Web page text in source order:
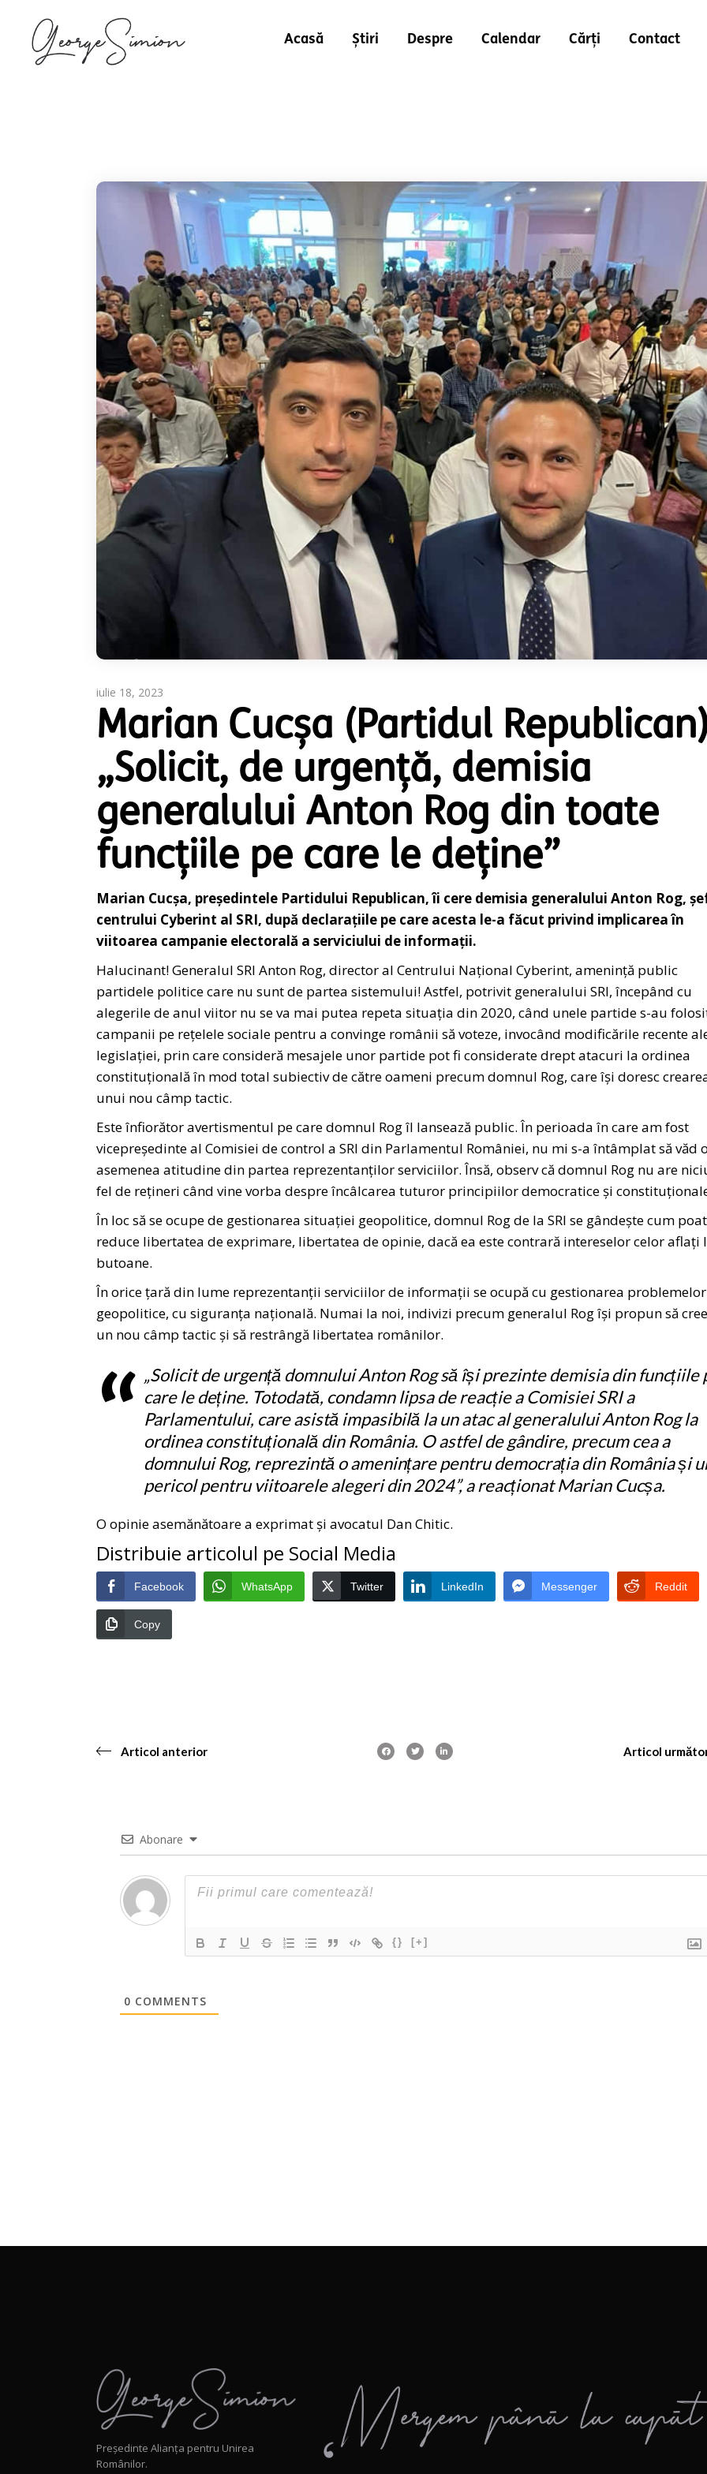
Acasă Știri Despre Calendar Cărți Contact
iulie 18, 2023
Marian Cucșa (Partidul
„Solicit, de urgență, demisia
generalului Anton Rog din toate
funcțiile pe care le deține”
Marian Cucșa, președintele Partidului Republican, îi cere demisia generalului Anton Rog,
centrului Cyberint al SRI, după declarațiile pe care acesta le-a făcut privind implicarea în
viitoarea campanie electorală a serviciului de informații.
Halucinant! Generalul SRI Anton Rog, director al Centrului Naţional Cyberint, amenință public
partidele politice care nu sunt de partea sistemului! Astfel, potrivit generalului SRI, începând cu
alegerile de anul viitor nu se va mai putea repeta situația din 2020, când unele partide s-au
campanii pe rețelele sociale pentru a convinge românii să voteze, invocând modificările recente
legislației, prin care consideră mesajele unor partide pot fi considerate drept atacuri la ordinea
constituțională în mod total subiectiv de către oameni precum domnul Rog, care își doresc
unui nou câmp tactic.
Este înfiorător avertismentul pe care domnul Rog îl lansează public. În perioada în care am fost
vicepreședinte al Comisiei de control a SRI din Parlamentul României, nu mi s-a întâmplat să văd
asemenea atitudine din partea reprezentanților serviciilor. Însă, observ că domnul Rog nu are
fel de rețineri când vine vorba despre încâlcarea tuturor principiilor democratice și
În loc să se ocupe de gestionarea situației geopolitice, domnul Rog de la SRI se gândește cum
reduce libertatea de exprimare, libertatea de opinie, dacă ea este contrară intereselor celor aflați
butoane.
În orice țară din lume reprezentanții serviciilor de informații se ocupă cu gestionarea problemelor
geopolitice, cu siguranța națională. Numai la noi, indivizi precum generalul Rog își propun să
un nou câmp tactic și să restrângă libertatea românilor.
„Solicit de urgență domnului Anton Rog să își prezinte demisia din funcțiile
care le deține. Totodată, condamn lipsa de reacție a Comisiei SRI a
Parlamentului, care asistă impasibilă la un atac al generalului Anton Rog la
ordinea constituțională din România. O astfel de gândire, precum cea a
domnului Rog, reprezintă o amenințare pentru democrația din România și
pericol pentru viitoarele alegeri din 2024”, a reacționat Marian Cucșa.
O opinie asemănătoare a exprimat și avocatul Dan Chitic.
Distribuie articolul pe Social Media
Facebook WhatsApp Twitter LinkedIn Messenger Reddit
Copy
Articol anterior Articol
Abonare
{} [+]
0 COMMENTS
Președinte Alianța pentru Unirea
Românilor.